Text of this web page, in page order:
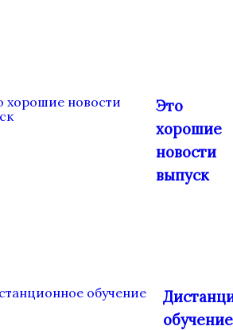
Это
хорошие
новости
выпуск
обучение